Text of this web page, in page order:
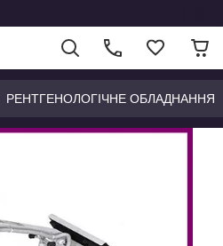
РЕНТГЕНОЛОГІЧНЕ ОБЛАДНАННЯ